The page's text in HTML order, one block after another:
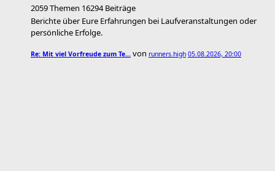
2059 Themen 16294 Beiträge
Berichte über Eure Erfahrungen bei Laufveranstaltungen oder
persönliche Erfolge.
Re: Mit viel Vorfreude zum Te… von runners.high 05.08.2026, 20:00